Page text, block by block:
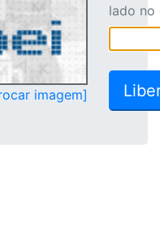
imagem]
lado no